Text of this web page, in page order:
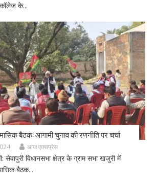
के...
मासिक बैठक: आगामी चुनाव की रणनीति पर चर्चा
आज एक्सप्रेस
सेवापुरी विधानसभा क्षेत्र के ग्राम सभा खजुरी में
बैठक...